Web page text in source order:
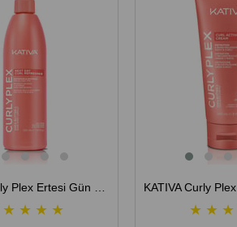
★ ★ ★ ★ ★ ★ ★